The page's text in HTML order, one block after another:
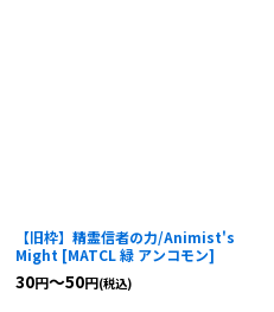
【旧枠】精霊信者の力/Animist's
Might [MATCL 緑 アンコモン]
30円～50円(税込)